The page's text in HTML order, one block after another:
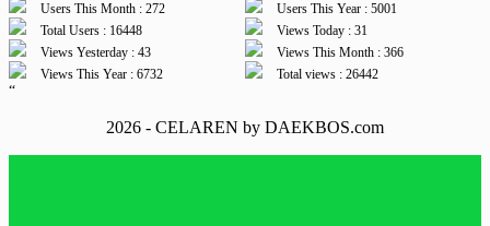
Users This Month : 272
Users This Year : 5001
Total Users : 16448
Views Today : 31
Views Yesterday : 43
Views This Month : 366
Views This Year : 6732
Total views : 26442
“
2026 - CELAREN by DAEKBOS.com